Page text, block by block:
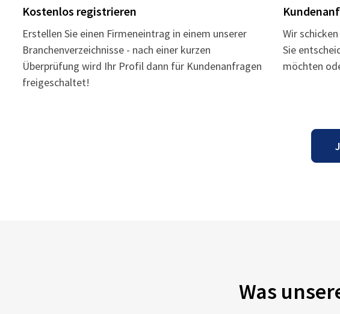
Kostenlos registrieren
Erstellen Sie einen Firmeneintrag in einem unserer
Branchenverzeichnisse - nach einer kurzen
Überprüfung wird Ihr Profil dann für Kundenanfragen
freigeschaltet!
Wir
Sie
möchten
Was